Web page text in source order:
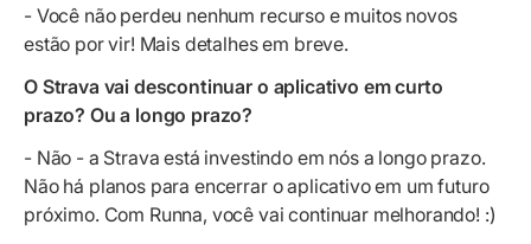
- Você não perdeu nenhum recurso e muitos novos
estão por vir! Mais detalhes em breve.
O Strava vai descontinuar o aplicativo em curto
prazo? Ou a longo prazo?
- Não - a Strava está investindo em nós a longo prazo.
Não há planos para encerrar o aplicativo em um futuro
próximo. Com Runna, você vai continuar melhorando! :)